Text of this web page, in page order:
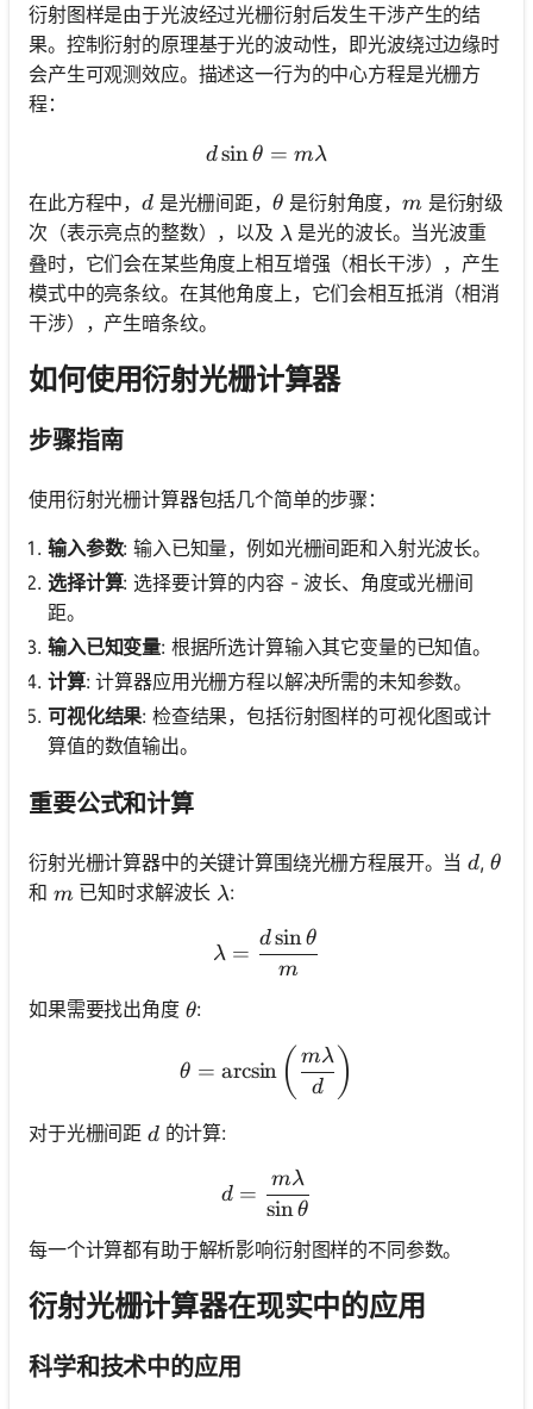
衍射图样是由于光波经过光栅衍射后发生干涉产生的结
果。控制衍射的原理基于光的波动性，即光波绕过边缘时
会产生可观测效应。描述这一行为的中心方程是光栅方
程：
d \sin \theta = m \lambda
dsinθ = mλ
在此方程中，d
d是光栅间距， \theta
θ 是衍射角度，m
m是衍射级
次（表示亮点的整数），以及 \lambda
λ 是光的波长。当光波重
叠时，它们会在某些角度上相互增强（相长干涉），产生
模式中的亮条纹。在其他角度上，它们会相互抵消（相消
干涉），产生暗条纹。
如何使用衍射光栅计算器
步骤指南
使用衍射光栅计算器包括几个简单的步骤：
输入参数: 输入已知量，例如光栅间距和入射光波长。
选择计算: 选择要计算的内容 - 波长、角度或光栅间
距。
输入已知变量: 根据所选计算输入其它变量的已知值。
计算: 计算器应用光栅方程以解决所需的未知参数。
可视化结果: 检查结果，包括衍射图样的可视化图或计
算值的数值输出。
重要公式和计算
衍射光栅计算器中的关键计算围绕光栅方程展开。当d
d, θ
和 m
m已知时求解波长 \lambda
λ:
\lambda = \frac{d \sin
λ =
m
dsinθ
如果需要找出角度 \theta
θ:
\theta =
θ = arcsin ( d
mλ )
对于光栅间距 d
d的计算:
d = \frac{m
d =
sinθ
mλ
每一个计算都有助于解析影响衍射图样的不同参数。
衍射光栅计算器在现实中的应用
科学和技术中的应用